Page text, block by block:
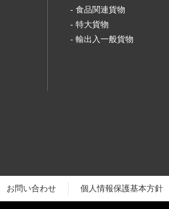
- 食品関連貨物
- 特大貨物
- 輸出入一般貨物
お問い合わせ 個人情報保護基本方針